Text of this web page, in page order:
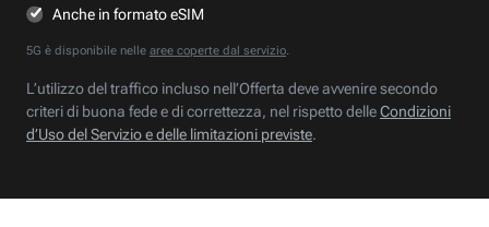
Anche in formato eSIM
5G è disponibile nelle aree coperte dal servizio.
L’utilizzo del traffico incluso nell’Offerta deve avvenire secondo
criteri di buona fede e di correttezza, nel rispetto delleCondizioni
d’Uso del Servizio e delle limitazioni previste.